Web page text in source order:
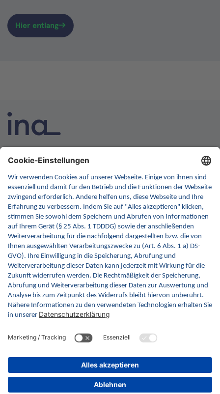
Hier entlang
INA ist die nationale Wissensplattform für Interoperabilität.
Gesundheitswesen werden. Dafür erweitern wir
Kontaktformular
gematik GmbH
10178 Berlin